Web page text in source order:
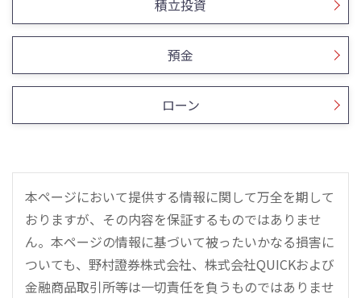
積立投資
預金
ローン
本ページにおいて提供する情報に関して万全を期して
おりますが、その内容を保証するものではありませ
ん。本ページの情報に基づいて被ったいかなる損害に
ついても、野村證券株式会社、株式会社QUICKおよび
金融商品取引所等は一切責任を負うものではありませ